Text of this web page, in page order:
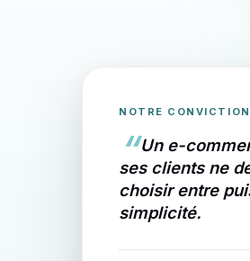
NOTRE CONVICTION
Un e-
ses clients ne
choisir entre
simplicité.